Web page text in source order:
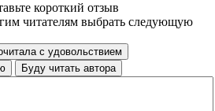
короткий отзыв
читателям выбрать следующую
с удовольствием
Буду читать автора